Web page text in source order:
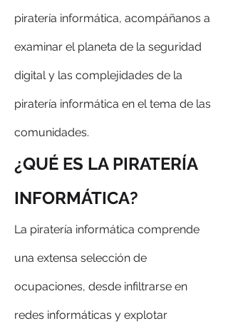
piratería informática, acompáñanos a
examinar el planeta de la seguridad
digital y las complejidades de la
piratería informática en el tema de las
comunidades.
¿QUÉ ES LA PIRATERÍA
INFORMÁTICA?
La piratería informática comprende
una extensa selección de
ocupaciones, desde infiltrarse en
redes informáticas y explotar